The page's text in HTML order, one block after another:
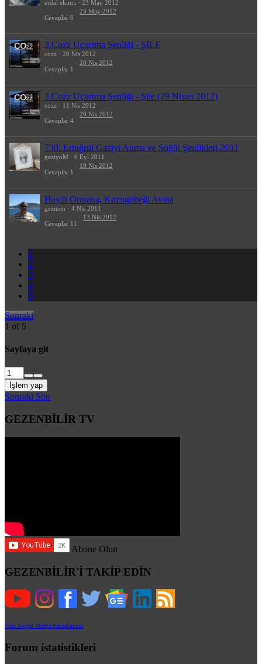
erdal ekinci 23 May 2012
Cevaplar 0
23 May 2012
3.Cozz Uçurtma Şenliği - ŞİLE
cozz 20 Nis 2012
Cevaplar 1
20 Nis 2012
3.Cozz Uçurtma Şenliği - Şile (29 Nisan 2012)
cozz 11 Nis 2012
Cevaplar 4
20 Nis 2012
730. Ertuğrul Gaziyi Anma ve Söğüt Şenlikleri-2011
geziyoM 6 Eyl 2011
Cevaplar 1
19 Nis 2012
Haydi Ormana, Kuzugöbeği Avına
gezmen 4 Nis 2011
Cevaplar 11
13 Nis 2012
1
2
3
4
5
Sonraki
1 of 5
Sayfaya git
İşlem yap
Sonraki Son
GEZENBİLİR TV
Abone Olun
GEZENBİLİR'İ TAKİP EDİN
Tüm Sosyal Medya Hesaplarımız
Forum istatistikleri